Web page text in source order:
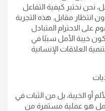
نحن نختبر كيفية التفاعل
انتظار مقابل. هذه التجربة
على الاحترام المتبادل
خيبة الأمل سببًا في
العلاقات الإنسانية
أو الخيبة، بل من الثبات في
هو عملية مستمرة من